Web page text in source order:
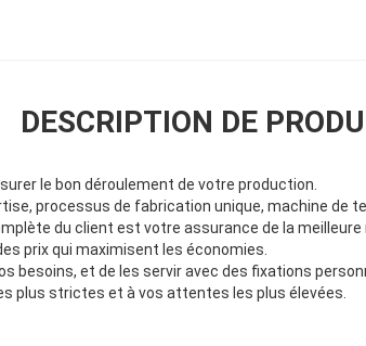
DESCRIPTION DE
le bon déroulement de votre production.
processus de fabrication unique, machine de
du client est votre assurance de la
prix qui maximisent les économies.
besoins, et de les servir avec des fixations
plus strictes et à vos attentes les plus élevées.